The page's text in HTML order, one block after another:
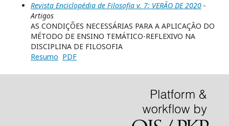
Revista Enciclopédia de Filosofia v. 7: VERÃO DE 2020 -
Artigos
AS CONDIÇÕES NECESSÁRIAS PARA A APLICAÇÃO DO
MÉTODO DE ENSINO TEMÁTICO-REFLEXIVO NA
DISCIPLINA DE FILOSOFIA
Resumo PDF